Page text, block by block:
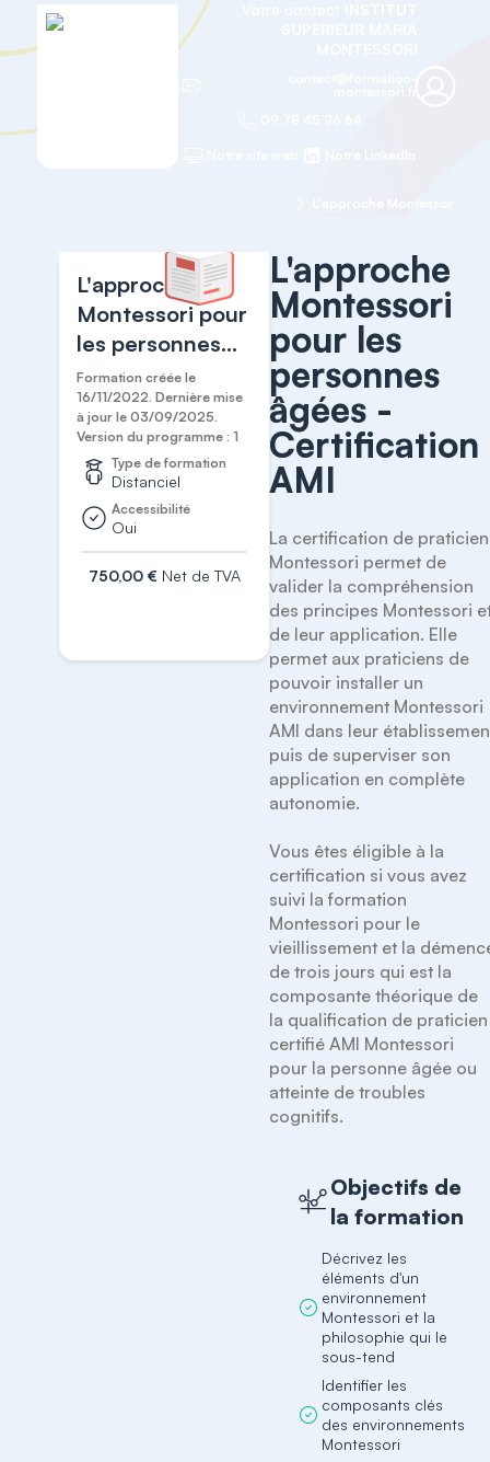
L'approche
Montessori pour
les personnes
âgées -
Certification
AMI
Formation créée le
16/11/2022. Dernière mise
à jour le 03/09/2025.
Version du programme : 1
Type de formation
Distanciel
Accessibilité
Oui
750,00 € Net de TVA
L'approche
Montessori
pour les
personnes
âgées -
Certification
AMI
La certification de praticien
Montessori permet de
valider la compréhension
des principes Montessori
de leur application. Elle
permet aux praticiens de
pouvoir installer un
environnement Montessori
AMI dans leur
puis de superviser son
application en complète
autonomie.
Vous êtes éligible à la
certification si vous avez
suivi la formation
Montessori pour le
vieillissement et la
de trois jours qui est la
composante théorique de
la qualification de praticien
certifié AMI Montessori
pour la personne âgée ou
atteinte de troubles
cognitifs.
Objectifs de
la formation
Décrivez les
éléments d'un
environnement
Montessori et la
philosophie qui le
sous-tend
Identifier les
composants clés
des environnements
Montessori